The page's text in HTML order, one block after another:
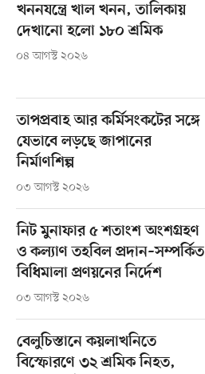
খননযন্ত্রে খাল খনন, তালিকায়
দেখানো হলো ১৮০ শ্রমিক
০৪ আগস্ট ২০২৬
তাপপ্রবাহ আর কর্মিসংকটের সঙ্গে
যেভাবে লড়ছে জাপানের
নির্মাণশিল্প
০৩ আগস্ট ২০২৬
নিট মুনাফার ৫ শতাংশ অংশগ্রহণ
ও কল্যাণ তহবিল প্রদান–সম্পর্কিত
বিধিমালা প্রণয়নের নির্দেশ
০৩ আগস্ট ২০২৬
বেলুচিস্তানে কয়লাখনিতে
বিস্ফোরণে ৩২ শ্রমিক নিহত,